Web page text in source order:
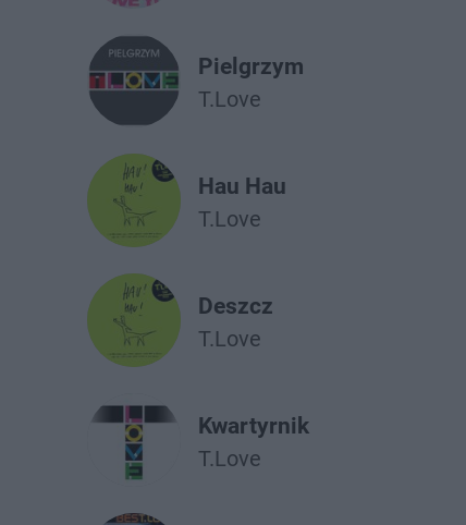
Pielgrzym
T.Love
Hau Hau
T.Love
Deszcz
T.Love
Kwartyrnik
T.Love